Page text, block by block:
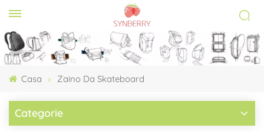
Casa Zaino Da Skateboard
Categorie